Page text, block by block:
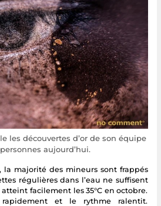
les découvertes d’or de son équipe
aujourd’hui.
la majorité des mineurs sont frappés
régulières dans l’eau ne suffisent
facilement les 35°C en octobre.
rapidement et le rythme ralentit.